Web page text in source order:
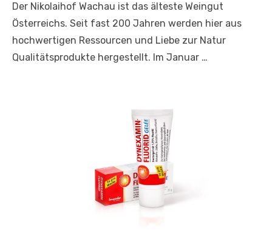
Der Nikolaihof Wachau ist das älteste Weingut
Österreichs. Seit fast 200 Jahren werden hier aus
hochwertigen Ressourcen und Liebe zur Natur
Qualitätsprodukte hergestellt. Im Januar …